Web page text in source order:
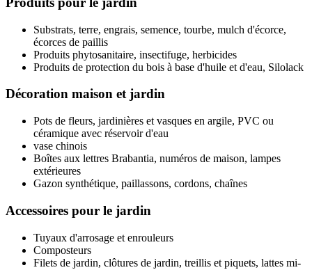
Substrats, terre, engrais, semence, tourbe, mulch d'écorce,
écorces de paillis
Produits phytosanitaire, insectifuge, herbicides
Produits de protection du bois à base d'huile et d'eau, Silolack
Décoration maison et jardin
Pots de fleurs, jardinières et vasques en argile, PVC ou
céramique avec réservoir d'eau
vase chinois
Boîtes aux lettres Brabantia, numéros de maison, lampes
extérieures
Gazon synthétique, paillassons, cordons, chaînes
Accessoires pour le jardin
Tuyaux d'arrosage et enrouleurs
Composteurs
Filets de jardin, clôtures de jardin, treillis et piquets, lattes mi-